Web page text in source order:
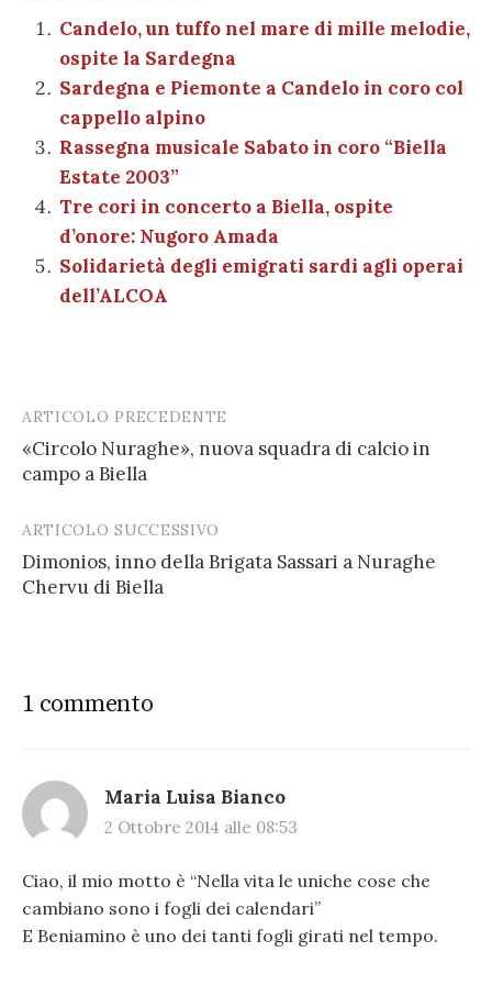
b
o
o
k
r t A
p
p
g
er
a
m
dI et
l di
vi
di
Candelo, un tuffo nel mare di mille melodie,
ospite la Sardegna
Sardegna e Piemonte a Candelo in coro col
cappello alpino
Rassegna musicale Sabato in coro “Biella
Estate 2003”
Tre cori in concerto a Biella, ospite
d’onore: Nugoro Amada
Solidarietà degli emigrati sardi agli operai
dell’ALCOA
Post
navigation
ARTICOLO PRECEDENTE
«Circolo Nuraghe», nuova squadra di calcio in
campo a Biella
ARTICOLO SUCCESSIVO
Dimonios, inno della Brigata Sassari a Nuraghe
Chervu di Biella
1 commento
Maria Luisa Bianco
2 Ottobre 2014 alle 08:53
Ciao, il mio motto è “Nella vita le uniche cose che
cambiano sono i fogli dei calendari”
E Beniamino è uno dei tanti fogli girati nel tempo.